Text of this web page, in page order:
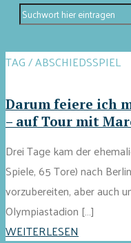
TAG / ABSCHIEDSSPIEL
Darum feiere ich
– auf Tour mit
Drei Tage kam der
Spiele, 65 Tore) nach
vorzubereiten, aber auch
Olympiastadion […]
WEITERLESEN